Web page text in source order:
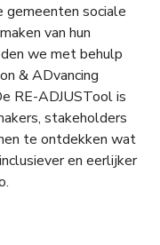
gemeenten sociale
van hun
we met behulp
& ADvancing
RE-ADJUSTool is
stakeholders
te ontdekken wat
en eerlijker